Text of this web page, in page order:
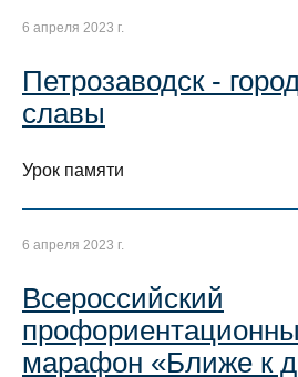
6 апреля 2023 г.
Петрозаводск -
славы
Урок памяти
6 апреля 2023 г.
Всероссийский
марафон «Ближе к